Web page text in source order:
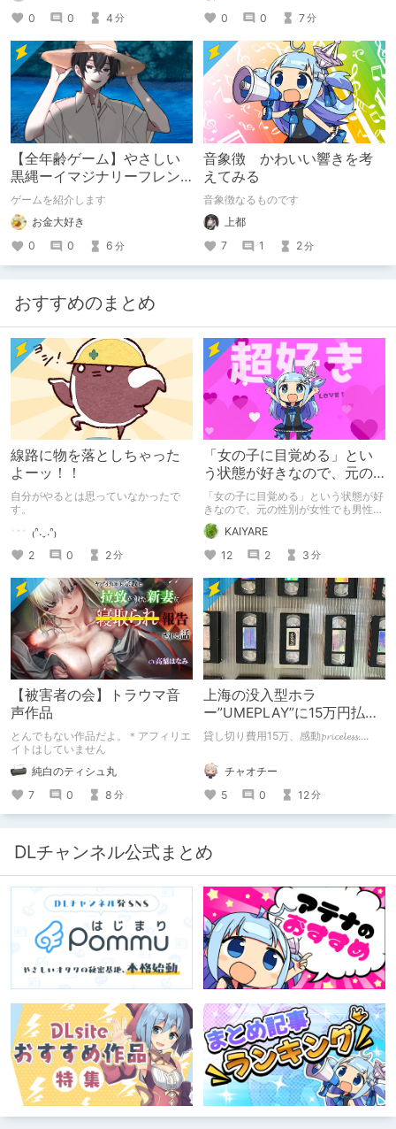
0
0 4 分
0
0 7分
【全年齢ゲーム】やさしい
黒縄ーイマジナリーフレン
ドの「彼」と過ごすおぼん
やすみー
ゲームを紹介します
お金大好き
0
0 6 分
音象徴 かわいい響きを考
えてみる
音象徴なるものです
上都
7
1 2分
おすすめのまとめ
線路に物を落としちゃった
よーッ！！
自分がやるとは思っていなかったで
す。
₍ᐢ.ˬ.ᐢ₎
2
0 2分
「女の子に目覚める」とい
う状態が好きなので、元の
性別が女性でも男性でも問
題ない話
「女の子に目覚める」という状態が好
きなので、元の性別が女性でも男性で
も問題ない話
KAIYARE
12
2 3 分
【被害者の会】トラウマ音
声作品
とんでもない作品だよ。＊アフィリエ
イトはしていません
純白のティシュ丸
7
0 8 分
上海の没入型ホラ
ー”UMEPLAY”に15万円払っ
たら、2作品とも号泣した※
貸し切り費用15万、感動𝓹𝓻𝓲𝓬𝓮𝓵𝓮𝓼𝓼....
チャオチー
5
0 12分
DLチャンネル公式まとめ